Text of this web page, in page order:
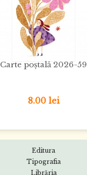
Carte poștală 2026-59
8.00 lei
Editura
Tipografia
Librăria